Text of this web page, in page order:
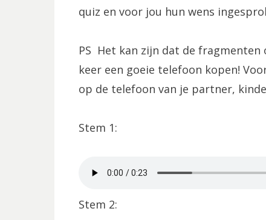
quiz en voor jou hun wens
PS Het kan zijn dat de fragmenten
keer een goeie telefoon kopen!
op de telefoon van je partner,
Stem 1:
Stem 2: